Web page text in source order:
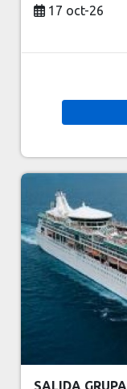
17 oct-26
SALIDA